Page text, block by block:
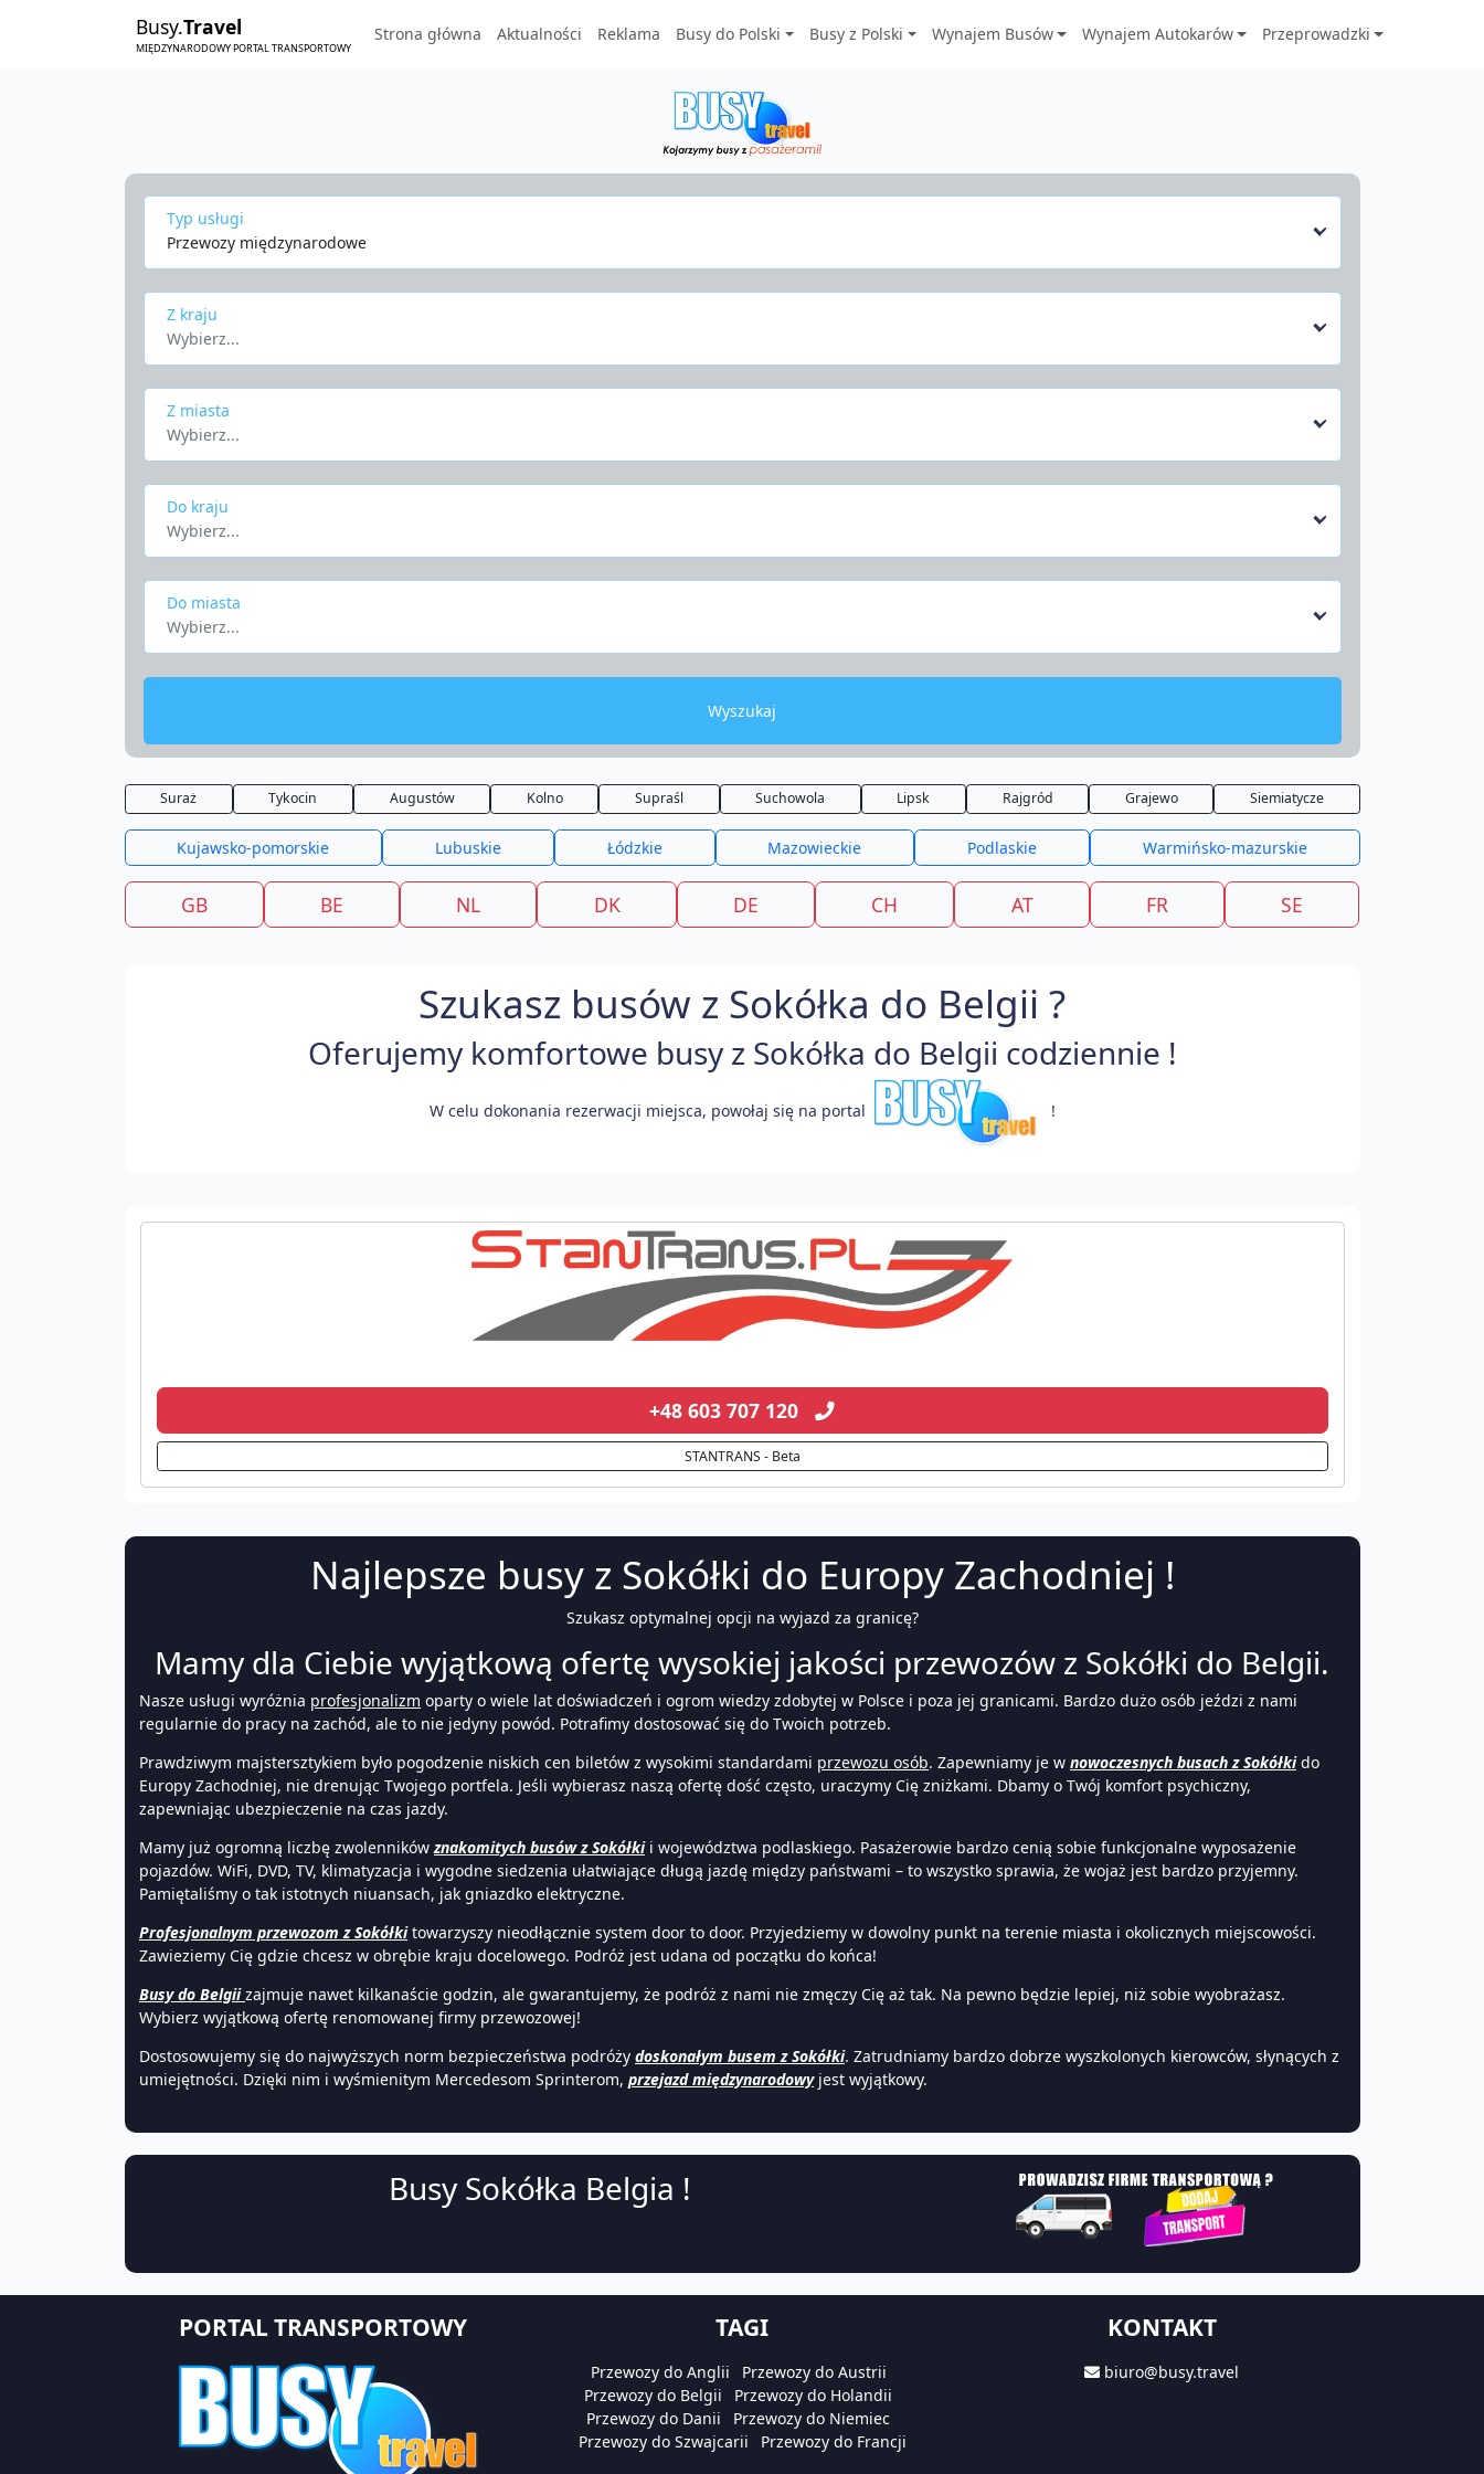
Busy.Travel
MIĘDZYNARODOWY PORTAL TRANSPORTOWY
Strona główna Aktualności Reklama Busy do Polski Busy z Polski Wynajem Busów Wynajem Autokarów Przeprowadzki
Typ usługi
Przewozy międzynarodowe
Z kraju
Wybierz...
Z miasta
Wybierz...
Do kraju
Wybierz...
Do miasta
Wybierz...
Wyszukaj
Suraż Tykocin Augustów Kolno Supraśl Suchowola Lipsk Rajgród Grajewo Siemiatycze
Kujawsko-pomorskie Lubuskie Łódzkie Mazowieckie Podlaskie Warmińsko-mazurskie
GB BE NL DK DE CH AT FR SE
Szukasz busów z Sokółka do Belgii ?
Oferujemy komfortowe busy z Sokółka do Belgii codziennie !
W celu dokonania rezerwacji miejsca, powołaj się na portal !
+48 603 707 120
STANTRANS - Beta
Najlepsze busy z Sokółki do Europy Zachodniej !
Szukasz optymalnej opcji na wyjazd za granicę?
Mamy dla Ciebie wyjątkową ofertę wysokiej jakości przewozów z Sokółki do Belgii.
Nasze usługi wyróżnia profesjonalizm oparty o wiele lat doświadczeń i ogrom wiedzy zdobytej w Polsce i poza jej granicami. Bardzo dużo osób jeździ z nami
regularnie do pracy na zachód, ale to nie jedyny powód. Potrafimy dostosować się do Twoich potrzeb.
Prawdziwym majstersztykiem było pogodzenie niskich cen biletów z wysokimi standardami przewozu osób. Zapewniamy je w nowoczesnych busach z Sokółkido
Europy Zachodniej, nie drenując Twojego portfela. Jeśli wybierasz naszą ofertę dość często, uraczymy Cię zniżkami. Dbamy o Twój komfort psychiczny,
zapewniając ubezpieczenie na czas jazdy.
Mamy już ogromną liczbę zwolennikówznakomitych busów z Sokółkii województwa podlaskiego. Pasażerowie bardzo cenią sobie funkcjonalne wyposażenie
pojazdów. WiFi, DVD, TV, klimatyzacja i wygodne siedzenia ułatwiające długą jazdę między państwami – to wszystko sprawia, że wojaż jest bardzo przyjemny.
Pamiętaliśmy o tak istotnych niuansach, jak gniazdko elektryczne.
Profesjonalnym przewozom z Sokółkitowarzyszy nieodłącznie system door to door. Przyjedziemy w dowolny punkt na terenie miasta i okolicznych miejscowości.
Zawieziemy Cię gdzie chcesz w obrębie kraju docelowego. Podróż jest udana od początku do końca!
Busy do Belgiizajmuje nawet kilkanaście godzin, ale gwarantujemy, że podróż z nami nie zmęczy Cię aż tak. Na pewno będzie lepiej, niż sobie wyobrażasz.
Wybierz wyjątkową ofertę renomowanej firmy przewozowej!
Dostosowujemy się do najwyższych norm bezpieczeństwa podróży doskonałym busem z Sokółki. Zatrudniamy bardzo dobrze wyszkolonych kierowców, słynących z
umiejętności. Dzięki nim i wyśmienitym Mercedesom Sprinterom, przejazd międzynarodowyjest wyjątkowy.
Busy Sokółka Belgia !
PORTAL TRANSPORTOWY TAGI
Przewozy do Anglii
Przewozy do Austrii
Przewozy do Belgii
Przewozy do Holandii
Przewozy do Danii
Przewozy do Niemiec
Przewozy do Szwajcarii
Przewozy do Francji
KONTAKT
biuro@busy.travel